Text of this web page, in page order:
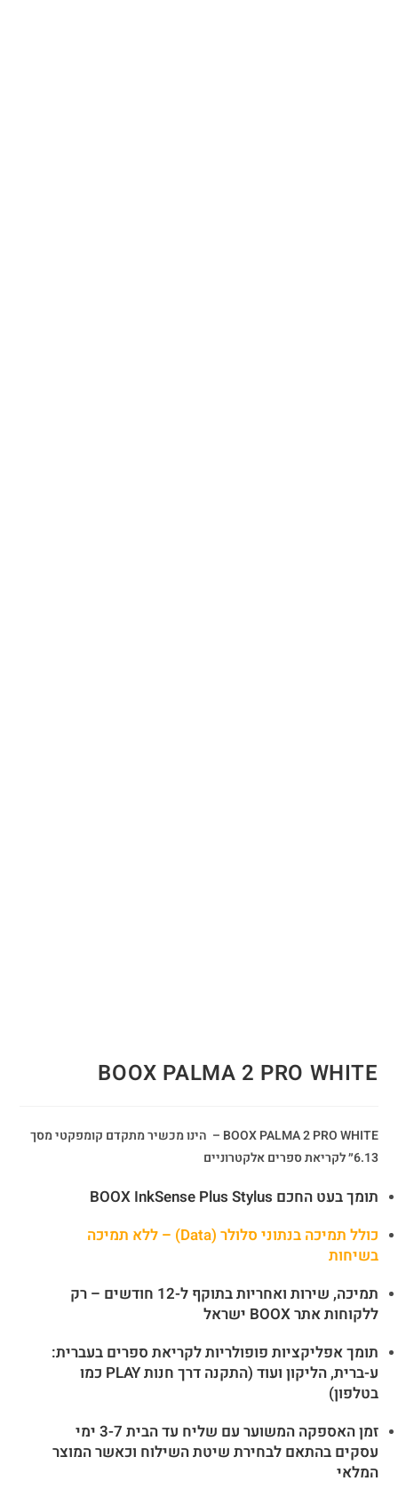
BOOX PALMA 2 PRO WHITE
BOOX PALMA 2 PRO WHITE – הינו מכשיר מתקדם קומפקטי מסך
6.13״ לקריאת ספרים אלקטרוניים
תומך בעט החכם BOOX InkSense Plus Stylus
כולל תמיכה בנתוני סלולר (Data) – ללא תמיכה
בשיחות
תמיכה, שירות ואחריות בתוקף ל-12 חודשים – רק
ללקוחות אתר BOOX ישראל
תומך אפליקציות פופולריות לקריאת ספרים בעברית:
ע-ברית, הליקון ועוד (התקנה דרך חנות PLAY כמו
בטלפון)
זמן האספקה המשוער עם שליח עד הבית 3-7 ימי
עסקים בהתאם לבחירת שיטת השילוח וכאשר המוצר
המלאי